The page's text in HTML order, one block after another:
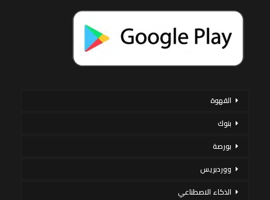
القهوة
بنوك
بورصة
ووردبريس
الذكاء الاصطناعي